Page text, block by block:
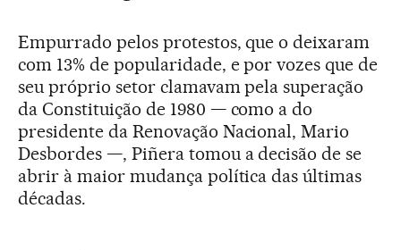
Empurrado pelos protestos, que o deixaram
com 13% de popularidade, e por vozes que de
seu próprio setor clamavam pela superação
da Constituição de 1980 — como a do
presidente da Renovação Nacional, Mario
Desbordes —, Piñera tomou a decisão de se
abrir à maior mudança política das últimas
décadas.